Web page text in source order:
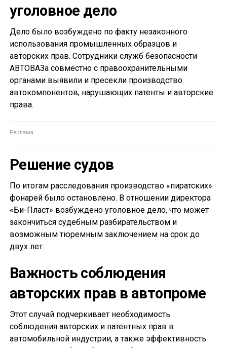
уголовное дело
Дело было возбуждено по факту незаконного
использования промышленных образцов и
авторских прав. Сотрудники служб безопасности
АВТОВАЗа совместно с правоохранительными
органами выявили и пресекли производство
автокомпонентов, нарушающих патенты и авторские
права.
Решение судов
По итогам расследования производство «пиратских»
фонарей было остановлено. В отношении директора
«Би-Пласт» возбуждено уголовное дело, что может
закончиться судебным разбирательством и
возможным тюремным заключением на срок до
двух лет.
Важность соблюдения
авторских прав в автопроме
Этот случай подчеркивает необходимость
соблюдения авторских и патентных прав в
автомобильной индустрии, а также эффективность